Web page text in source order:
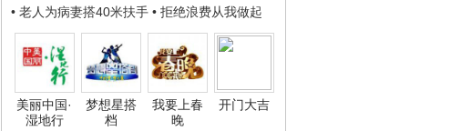
• 老人为病妻搭40米扶手 • 拒绝浪费从我做起
美丽中国·
湿地行
梦想星搭
档
我要上春
晚
开门大吉